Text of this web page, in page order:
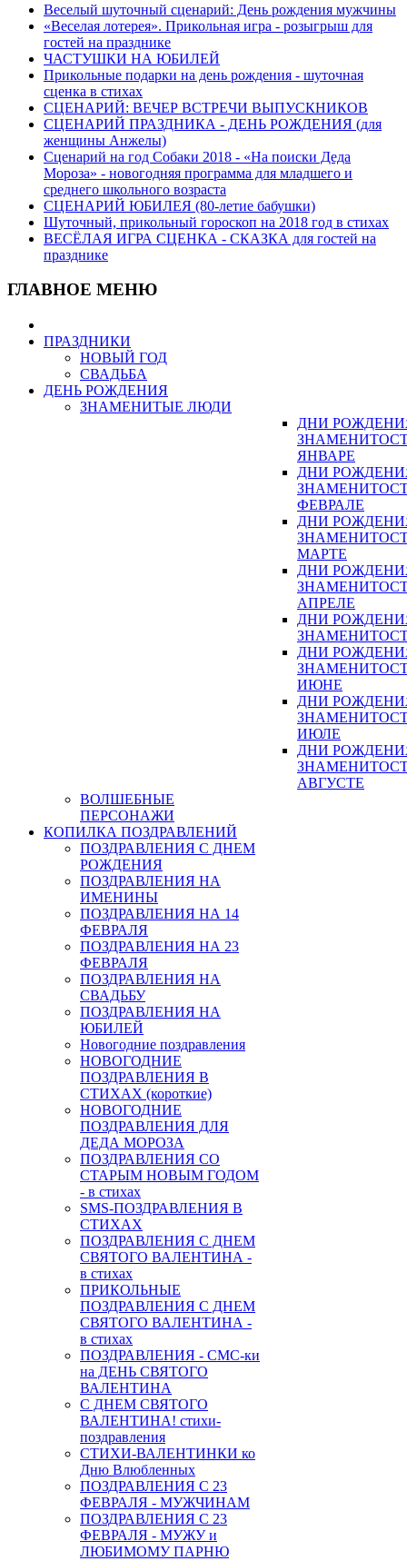
Веселый шуточный сценарий: День рождения мужчины
«Веселая лотерея». Прикольная игра - розыгрыш для
гостей на празднике
ЧАСТУШКИ НА ЮБИЛЕЙ
Прикольные подарки на день рождения - шуточная
сценка в стихах
СЦЕНАРИЙ: ВЕЧЕР ВСТРЕЧИ ВЫПУСКНИКОВ
СЦЕНАРИЙ ПРАЗДНИКА - ДЕНЬ РОЖДЕНИЯ (для
женщины Анжелы)
Сценарий на год Собаки 2018 - «На поиски Деда
Мороза» - новогодняя программа для младшего и
среднего школьного возраста
СЦЕНАРИЙ ЮБИЛЕЯ (80-летие бабушки)
Шуточный, прикольный гороскоп на 2018 год в стихах
ВЕСЁЛАЯ ИГРА СЦЕНКА - СКАЗКА для гостей на
празднике
ГЛАВНОЕ МЕНЮ
ПРАЗДНИКИ
НОВЫЙ ГОД
СВАДЬБА
ДЕНЬ РОЖДЕНИЯ
ЗНАМЕНИТЫЕ ЛЮДИ
ДНИ
ЯНВАРЕ
ДНИ
ФЕВРАЛЕ
ДНИ
МАРТЕ
ДНИ
АПРЕЛЕ
ДНИ
ДНИ
ИЮНЕ
ДНИ
ИЮЛЕ
ДНИ
АВГУСТЕ
ВОЛШЕБНЫЕ
ПЕРСОНАЖИ
КОПИЛКА ПОЗДРАВЛЕНИЙ
ПОЗДРАВЛЕНИЯ С ДНЕМ
РОЖДЕНИЯ
ПОЗДРАВЛЕНИЯ НА
ИМЕНИНЫ
ПОЗДРАВЛЕНИЯ НА 14
ФЕВРАЛЯ
ПОЗДРАВЛЕНИЯ НА 23
ФЕВРАЛЯ
ПОЗДРАВЛЕНИЯ НА
СВАДЬБУ
ПОЗДРАВЛЕНИЯ НА
ЮБИЛЕЙ
Новогодние поздравления
НОВОГОДНИЕ
ПОЗДРАВЛЕНИЯ В
СТИХАХ (короткие)
НОВОГОДНИЕ
ПОЗДРАВЛЕНИЯ ДЛЯ
ДЕДА МОРОЗА
ПОЗДРАВЛЕНИЯ СО
СТАРЫМ НОВЫМ ГОДОМ
- в стихах
SMS-ПОЗДРАВЛЕНИЯ В
СТИХАХ
ПОЗДРАВЛЕНИЯ С ДНЕМ
СВЯТОГО ВАЛЕНТИНА -
в стихах
ПРИКОЛЬНЫЕ
ПОЗДРАВЛЕНИЯ С ДНЕМ
СВЯТОГО ВАЛЕНТИНА -
в стихах
ПОЗДРАВЛЕНИЯ - СМС-ки
на ДЕНЬ СВЯТОГО
ВАЛЕНТИНА
С ДНЕМ СВЯТОГО
ВАЛЕНТИНА! стихи-
поздравления
СТИХИ-ВАЛЕНТИНКИ ко
Дню Влюбленных
ПОЗДРАВЛЕНИЯ С 23
ФЕВРАЛЯ - МУЖЧИНАМ
ПОЗДРАВЛЕНИЯ С 23
ФЕВРАЛЯ - МУЖУ и
ЛЮБИМОМУ ПАРНЮ